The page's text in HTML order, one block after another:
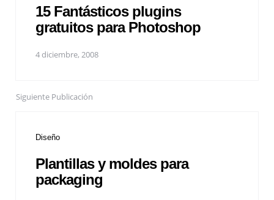
15 Fantásticos plugins
gratuitos para Photoshop
4 diciembre, 2008
Siguiente Publicación
Diseño
Plantillas y moldes para
packaging